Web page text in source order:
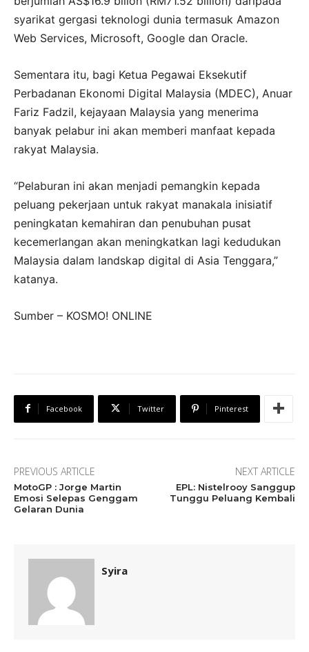
syarikat gergasi teknologi dunia termasuk Amazon
Web Services, Microsoft, Google dan Oracle.
Sementara itu, bagi Ketua Pegawai Eksekutif
Perbadanan Ekonomi Digital Malaysia (MDEC), Anuar
Fariz Fadzil, kejayaan Malaysia yang menerima
banyak pelabur ini akan memberi manfaat kepada
rakyat Malaysia.
“Pelaburan ini akan menjadi pemangkin kepada
peluang pekerjaan untuk rakyat manakala inisiatif
peningkatan kemahiran dan penubuhan pusat
kecemerlangan akan meningkatkan lagi kedudukan
Malaysia dalam landskap digital di Asia Tenggara,”
katanya.
Sumber – KOSMO! ONLINE
Facebook Twitter Pinterest
PREVIOUS ARTICLE
MotoGP : Jorge Martin
Emosi Selepas Genggam
Gelaran Dunia
NEXT ARTICLE
EPL: Nistelrooy Sanggup
Tunggu Peluang Kembali
Syira